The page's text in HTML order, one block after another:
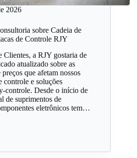
2026
sobre Cadeia de
de Controle RJY
Clientes, a RJY gostaria de
atualizado sobre as
preços que afetam nossos
controle e soluções
controle. Desde o início de
de suprimentos de
eletrônicos tem…